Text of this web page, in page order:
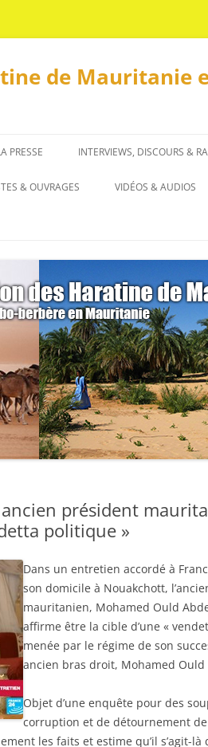
de Mauritanie
PRESSE INTERVIEWS, DISCOURS &
INTERVIEWS
& OUVRAGES VIDÉOS & AUDIOS
président
politique »
Dans un entretien accordé à
son domicile à Nouakchott,
mauritanien, Mohamed Ould
affirme être la cible d’une «
menée par le régime de son
ancien bras droit, Mohamed Ould
Objet d’une enquête pour des
corruption et de détournement
les faits et estime qu’il s’agit-là